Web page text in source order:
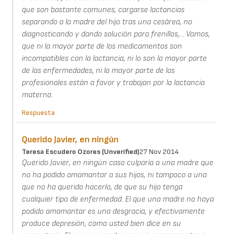
que son bastante comunes, cargarse lactancias
separando a la madre del hijo tras una cesárea, no
diagnosticando y dando solución para frenillos,... Vamos,
que ni la mayor parte de los medicamentos son
incompatibles con la lactancia, ni lo son la mayor parte
de las enfermedades, ni la mayor parte de los
profesionales están a favor y trabajan por la lactancia
materna.
Respuesta
Querido Javier, en ningún
Teresa Escudero Ozores (unverified)27 Nov 2014
Querido Javier, en ningún caso culparía a una madre que
no ha podido amamantar a sus hijos, ni tampoco a una
que no ha querido hacerlo, de que su hijo tenga
cualquier tipo de enfermedad. El que una madre no haya
podido amamantar es una desgracia, y efectivamente
produce depresión, como usted bien dice en su